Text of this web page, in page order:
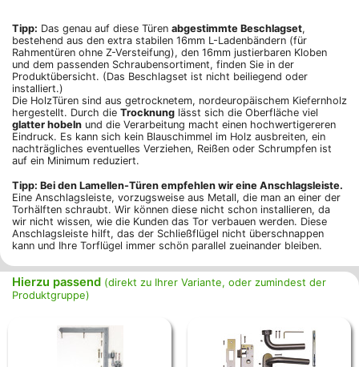
Tipp: Das genau auf diese Türen abgestimmte Beschlagset,
bestehend aus den extra stabilen 16mm L-Ladenbändern (für
Rahmentüren ohne Z-Versteifung), den 16mm justierbaren Kloben
und dem passenden Schraubensortiment, finden Sie in der
Produktübersicht. (Das Beschlagset ist nicht beiliegend oder
installiert.)
Die HolzTüren sind aus getrocknetem, nordeuropäischem Kiefernholz
hergestellt. Durch die Trocknung lässt sich die Oberfläche viel
glatter hobeln und die Verarbeitung macht einen hochwertigereren
Eindruck. Es kann sich kein Blauschimmel im Holz ausbreiten, ein
nachträgliches eventuelles Verziehen, Reißen oder Schrumpfen ist
auf ein Minimum reduziert.
Tipp: Bei den Lamellen-Türen empfehlen wir eine Anschlagsleiste.
Eine Anschlagsleiste, vorzugsweise aus Metall, die man an einer der
Torhälften schraubt. Wir können diese nicht schon installieren, da
wir nicht wissen, wie die Kunden das Tor verbauen werden. Diese
Anschlagsleiste hilft, das der Schließflügel nicht überschnappen
kann und Ihre Torflügel immer schön parallel zueinander bleiben.
Hierzu passend (direkt zu Ihrer Variante, oder zumindest der
Produktgruppe)